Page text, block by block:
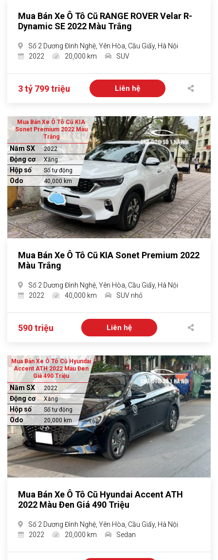
Mua Bán Xe Ô Tô Cũ RANGE ROVER Velar R-
Dynamic SE 2022 Màu Trắng
Số 2 Dương Đình Nghệ, Yên Hòa, Cầu Giấy, Hà Nội
2022
20,000 km SUV
3 tỷ 799 triệu Liên hệ
Mua Bán Xe Ô Tô Cũ KIA
Sonet Premium 2022 Màu
Trắng
Năm SX 2022
Động cơ Xăng
Hộp số Số tự động
Odo 40,000 km
Mua Bán Xe Ô Tô Cũ KIA Sonet Premium 2022
Màu Trắng
Số 2 Dương Đình Nghệ, Yên Hòa, Cầu Giấy, Hà Nội
2022
40,000 km SUV nhỏ
590 triệu Liên hệ
Mua Bán Xe Ô Tô Cũ Hyundai
Accent ATH 2022 Màu Đen
Giá 490 Triệu
Năm SX 2022
Động cơ Xăng
Hộp số Số tự động
Odo 20,000 km
Mua Bán Xe Ô Tô Cũ Hyundai Accent ATH
2022 Màu Đen Giá 490 Triệu
Số 2 Dương Đình Nghệ, Yên Hòa, Cầu Giấy, Hà Nội
2022
20,000 km Sedan